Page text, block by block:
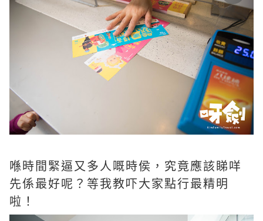
喺時間緊逼又多人嘅時侯，究竟應該睇咩
先係最好呢？等我教吓大家點行最精明
啦！